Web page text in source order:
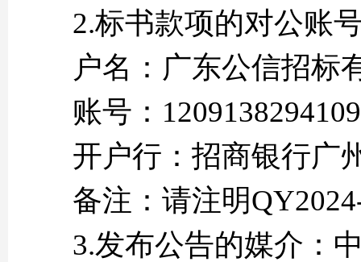
2.标书款项的对公账
户名：广东公信招标
账号：
开户行：招商银行广
备注：请注明
3.发布公告的媒介：